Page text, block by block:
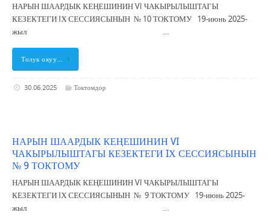
НАРЫН ШААРДЫК КЕҢЕШИНИН VI ЧАКЫРЫЛЫШТАГЫ
КЕЗЕКТЕГИ IХ СЕССИЯСЫНЫН № 10 ТОКТОМУ 19-июнь 2025-
жыл …
Толук окуу…
30.06.2025 Токтомдор
НАРЫН ШААРДЫК КЕҢЕШИНИН VI
ЧАКЫРЫЛЫШТАГЫ КЕЗЕКТЕГИ IХ СЕССИЯСЫНЫН
№ 9 ТОКТОМУ
НАРЫН ШААРДЫК КЕҢЕШИНИН VI ЧАКЫРЫЛЫШТАГЫ
КЕЗЕКТЕГИ IХ СЕССИЯСЫНЫН № 9 ТОКТОМУ 19-июнь 2025-
жыл …